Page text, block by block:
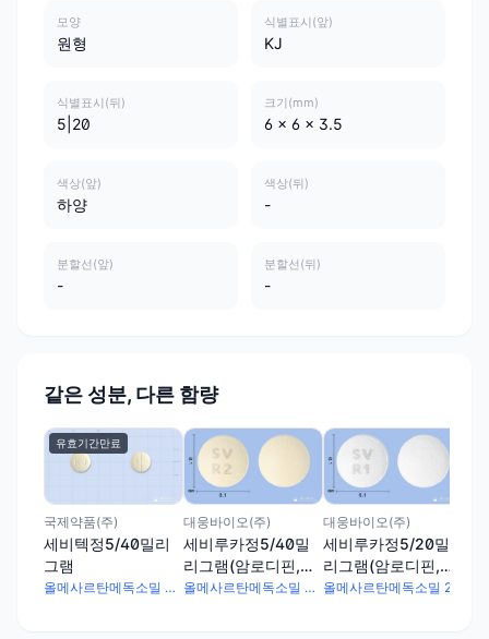
모양
원형
식별표시(앞)
KJ
식별표시(뒤)
5|20
크기(mm)
6 x 6 x 3.5
색상(앞)
하양
색상(뒤)
-
분할선(앞)
-
분할선(뒤)
-
같은 성분, 다른 함량
유효기간만료
국제약품(주)
세비텍정5/40밀리
그램
올메사르탄메독소밀 40mg · 암로디핀베실산염 6.94mg
대웅바이오(주)
세비루카정5/40밀
리그램(암로디핀,올
메사르탄)
올메사르탄메독소밀 40mg · 암로디핀베실산염 6.944mg
대웅바이오(주)
세비루카정5/20밀
리그램(암로디핀,올
메사르탄)